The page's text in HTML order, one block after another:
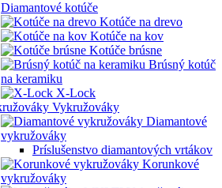
Diamantové kotúče
Kotúče na drevo
Kotúče na kov
Kotúče brúsne
Brúsný kotúč
na keramiku
X-Lock
Vykružováky
Diamantové
vykružováky
Príslušenstvo diamantových vrtákov
Korunkové
vykružováky